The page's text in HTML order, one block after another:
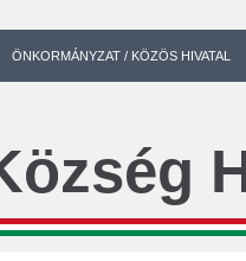
ÖNKORMÁNYZAT / KÖZÖS HIVATAL